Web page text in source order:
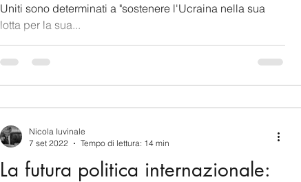
Uniti sono determinati a "sostenere l'Ucraina nella sua
lotta per la sua...
La futura politica internazionale:
Nicola Iuvinale
7 set 2022
Tempo di lettura: 14 min